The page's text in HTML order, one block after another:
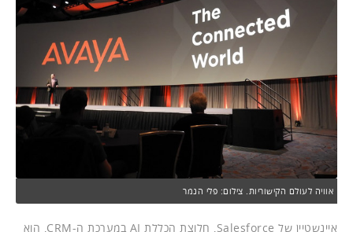
אוויה לעולם הקישוריות. צילום: פלי הנמר
איינשטיין של Salesforce, חלוצת הכללת AI במערכת ה-CRM, הוא